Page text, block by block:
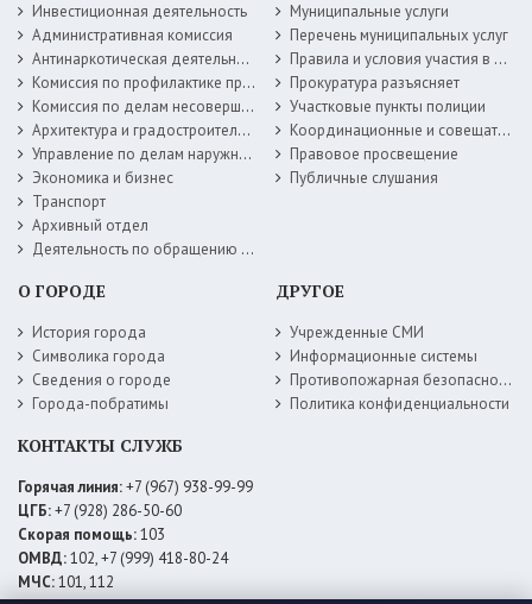
Инвестиционная деятельность
Административная комиссия
Антинаркотическая деятельность
Комиссия по профилактике правонарушений
Комиссия по делам несовершеннолетних
Архитектура и градостроительство
Управление по делам наружной рекламы
Экономика и бизнес
Транспорт
Архивный отдел
Деятельность по обращению с животными без владельцев
Муниципальные услуги
Перечень муниципальных услуг
Правила и условия участия в жилищных программах
Прокуратура разъясняет
Участковые пункты полиции
Координационные и совещательные органы
Правовое просвещение
Публичные слушания
О ГОРОДЕ
История города
Символика города
Сведения о городе
Города-побратимы
ДРУГОЕ
Учрежденные СМИ
Информационные системы
Противопожарная безопасность
Политика конфиденциальности
КОНТАКТЫ СЛУЖБ
Горячая линия:+7 (967) 938-99-99
ЦГБ:+7 (928) 286-50-60
Скорая помощь:103
ОМВД:102, +7 (999) 418-80-24
МЧС:101, 112